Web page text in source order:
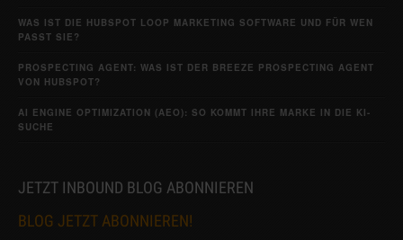
WAS IST DIE HUBSPOT LOOP MARKETING SOFTWARE UND FÜR WEN
PASST SIE?
PROSPECTING AGENT: WAS IST DER BREEZE PROSPECTING AGENT
VON HUBSPOT?
AI ENGINE OPTIMIZATION (AEO): SO KOMMT IHRE MARKE IN DIE KI-
SUCHE
JETZT INBOUND BLOG ABONNIEREN
BLOG JETZT ABONNIEREN!